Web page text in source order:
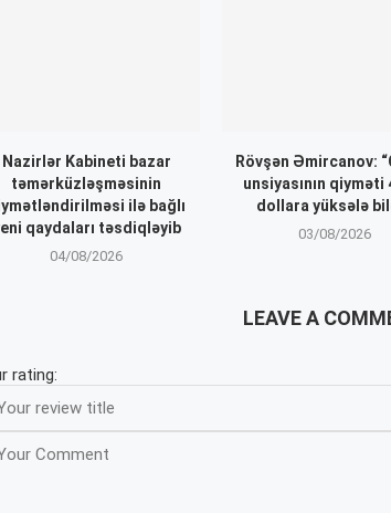
Nazirlər Kabineti bazar
təmərküzləşməsinin
ilə bağlı
qaydaları təsdiqləyib
04/08/2026
Rövşən Əmircanov:
unsiyasının qiyməti
dollara yüksələ
03/08/2026
LEAVE A
rating: